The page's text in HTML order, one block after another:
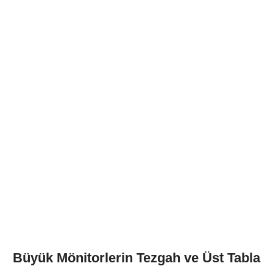
Büyük Mönitorlerin Tezgah ve Üst Tabla